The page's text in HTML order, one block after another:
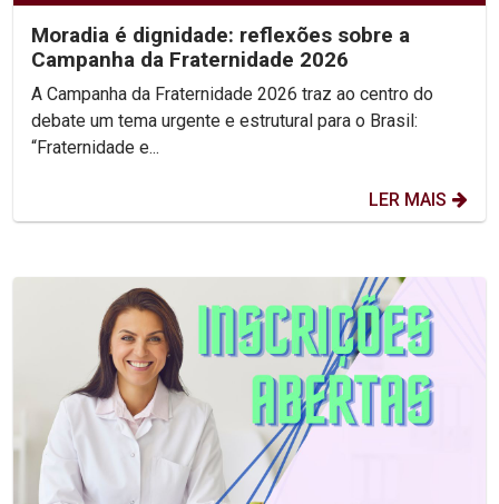
Moradia é dignidade: reflexões sobre a
Campanha da Fraternidade 2026
A Campanha da Fraternidade 2026 traz ao centro do
debate um tema urgente e estrutural para o Brasil:
“Fraternidade e...
LER MAIS